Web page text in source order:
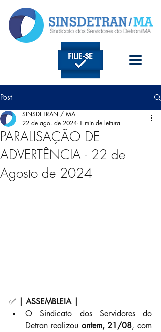
Post
PARALISAÇÃO DE
ADVERTÊNCIA - 22 de
Agosto de 2024
SINSDETRAN / MA
22 de ago. de 2024 1 min de leitura
✅
| ASSEMBLEIA |
O Sindicato dos Servidores do
Detran realizou ontem, 21/08, com